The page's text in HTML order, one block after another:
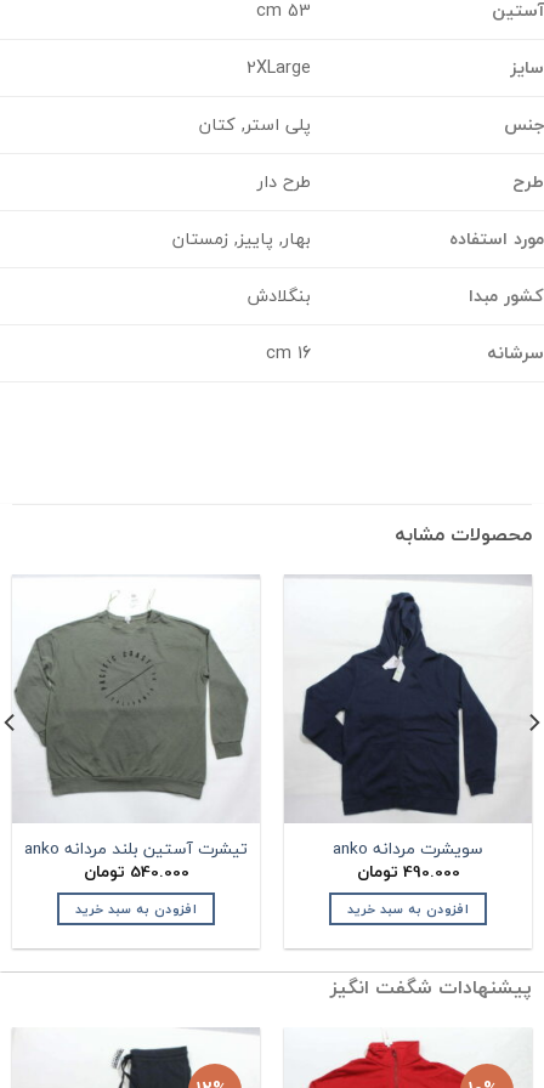
53 cm
2XLarge
پلی استر, کتان
طرح دار
استفاده
بهار, پاییز, زمستان
مبدا
بنگلادش
مشابه
سویشرت مردانه anko
490.000 تومان
افزودن به سبد خرید
تیشرت آستین بلند مردانه anko
540.000تومان
افزودن به سبد خرید
شگفت انگیز